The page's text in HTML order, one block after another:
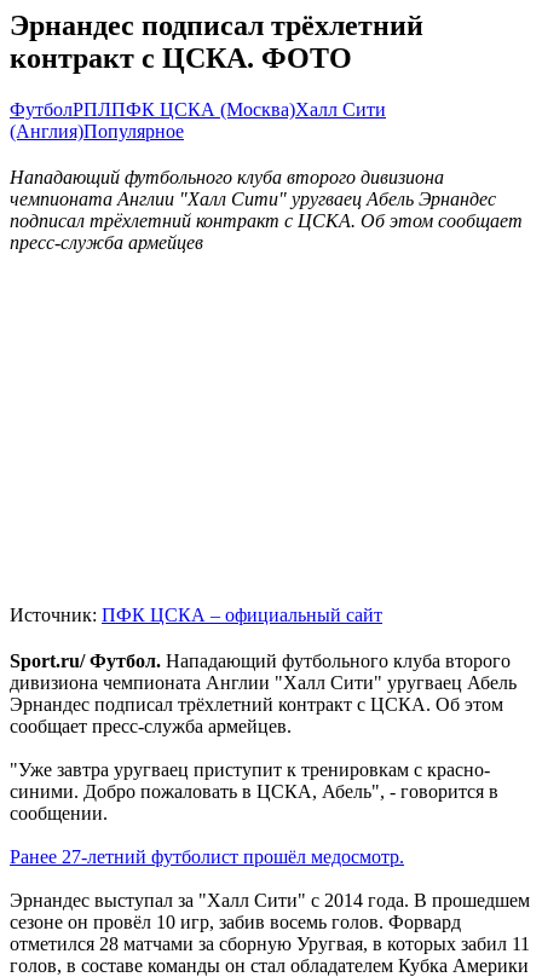
Эрнандес подписал трёхлетний
контракт с ЦСКА. ФОТО
ФутболРПЛПФК ЦСКА (Москва)Халл Сити
(Англия)Популярное
Нападающий футбольного клуба второго дивизиона
чемпионата Англии "Халл Сити" уругваец Абель Эрнандес
подписал трёхлетний контракт с ЦСКА. Об этом сообщает
пресс-служба армейцев
Источник: ПФК ЦСКА – официальный сайт
Sport.ru/ Футбол. Нападающий футбольного клуба второго
дивизиона чемпионата Англии "Халл Сити" уругваец Абель
Эрнандес подписал трёхлетний контракт с ЦСКА. Об этом
сообщает пресс-служба армейцев.
"Уже завтра уругваец приступит к тренировкам с красно-
синими. Добро пожаловать в ЦСКА, Абель", - говорится в
сообщении.
Ранее 27-летний футболист прошёл медосмотр.
Эрнандес выступал за "Халл Сити" с 2014 года. В прошедшем
сезоне он провёл 10 игр, забив восемь голов. Форвард
отметился 28 матчами за сборную Уругвая, в которых забил 11
голов, в составе команды он стал обладателем Кубка Америки